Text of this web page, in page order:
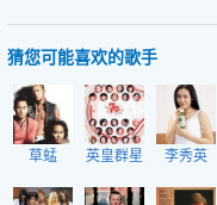
猜您可能喜欢的歌手
草蜢 英皇群星 李秀英